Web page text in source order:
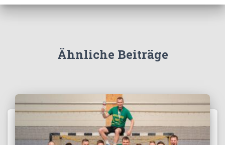
Ähnliche Beiträge